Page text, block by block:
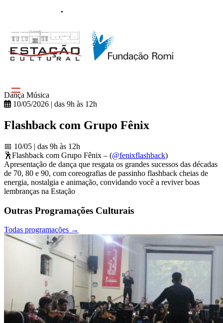
Dança Música
10/05/2026 | das 9h às 12h
Flashback com Grupo Fênix
📅 10/05 | das 9h às 12h
🕺Flashback com Grupo Fênix – (@fenixflashback)
Apresentação de dança que resgata os grandes sucessos das décadas
de 70, 80 e 90, com coreografias de passinho flashback cheias de
energia, nostalgia e animação, convidando você a reviver boas
lembranças na Estação
Outras Programações Culturais
Todas programações →